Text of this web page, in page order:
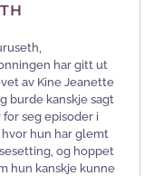
har gitt ut
av Kine Jeanette
burde kanskje sagt
for seg episoder i
hun har glemt
og hoppet
hun kanskje kunne